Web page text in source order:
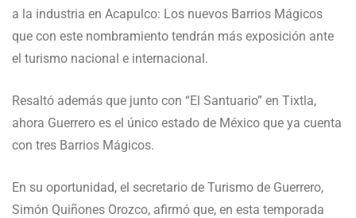
a la industria en Acapulco: Los nuevos Barrios Mágicos
que con este nombramiento tendrán más exposición ante
el turismo nacional e internacional.
Resaltó además que junto con “El Santuario” en Tixtla,
ahora Guerrero es el único estado de México que ya cuenta
con tres Barrios Mágicos.
En su oportunidad, el secretario de Turismo de Guerrero,
Simón Quiñones Orozco, afirmó que, en esta temporada